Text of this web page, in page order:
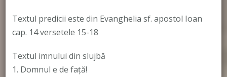
Textul predicii este din Evanghelia sf. apostol Ioan
cap. 14 versetele 15-18
Textul imnului din slujbă
1. Domnul e de faţă!